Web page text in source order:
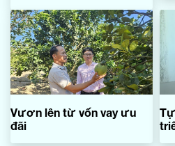
tỉnh
Vươn lên từ vốn vay ưu
đãi